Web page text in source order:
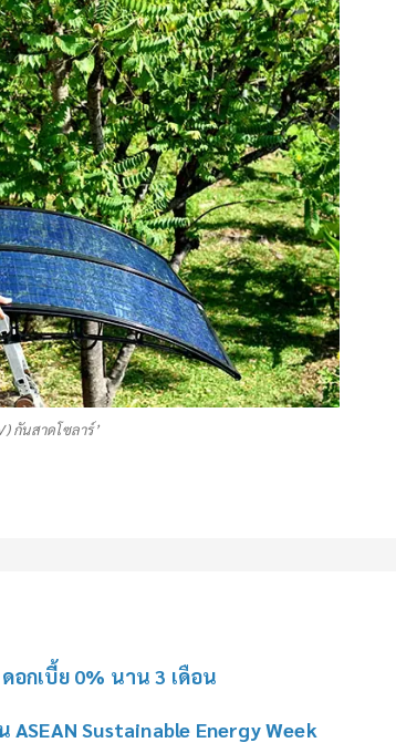
กันสาดโซลาร์’
กเบี้ย 0% นาน 3 เดือน
Sustainable Energy Week